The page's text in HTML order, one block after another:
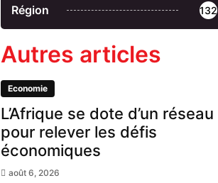
Région 132
Autres articles
Economie
L’Afrique se dote d’un réseau
pour relever les défis
économiques
août 6, 2026